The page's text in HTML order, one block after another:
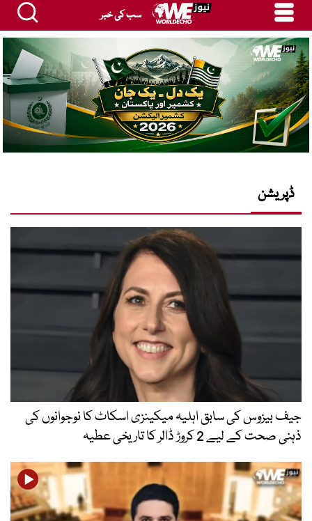
سب کی خبر
ڈپریشن
جیف بیزوس کی سابق اہلیہ میکینزی اسکاٹ کا نوجوانوں کی
ذہنی صحت کے لیے 2 کروڑ ڈالر کا تاریخی عطیہ